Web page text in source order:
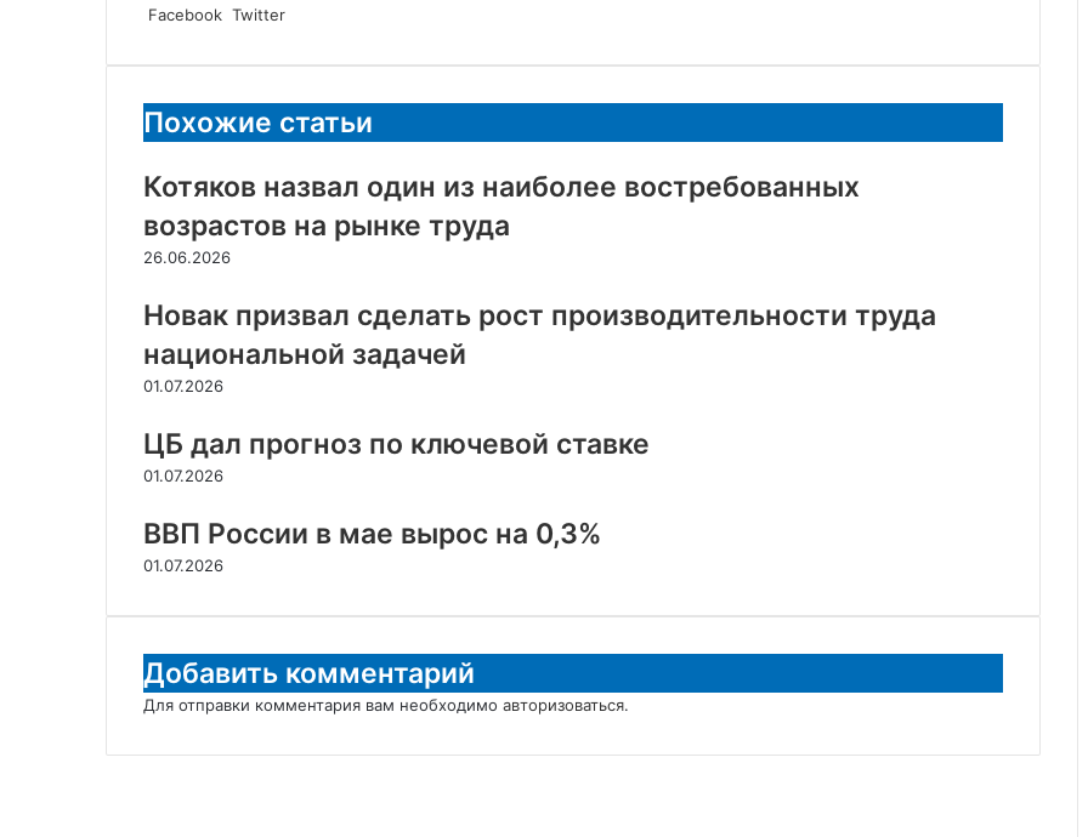
Facebook Twitter
электронную
Похожие статьи
Котяков назвал один из наиболее востребованных
возрастов на рынке труда
26.06.2026
Новак призвал сделать рост производительности труда
национальной задачей
01.07.2026
ЦБ дал прогноз по ключевой ставке
01.07.2026
ВВП России в мае вырос на 0,3%
01.07.2026
Добавить комментарий
Для отправки комментария вам необходимо авторизоваться.